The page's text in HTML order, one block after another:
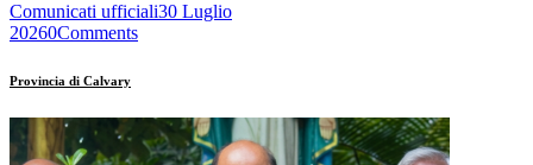
Comunicati ufficiali30 Luglio
20260Comments
Provincia di Calvary